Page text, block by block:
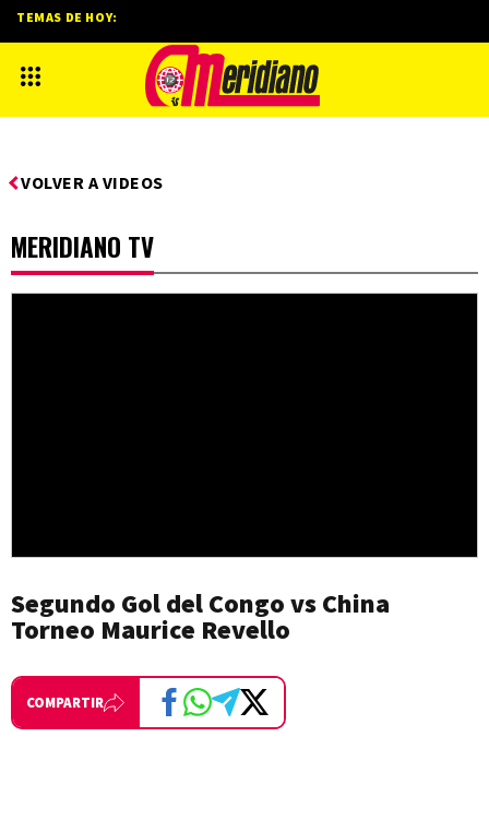
VOLVER A VIDEOS
MERIDIANO TV
Segundo Gol del Congo vs China
Torneo Maurice Revello
COMPARTIR
TEMAS DE HOY: